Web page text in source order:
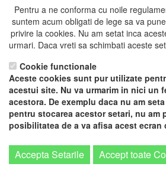
Textele si imaginile prezente pe acest site
proprietarul de domeniu! Pentru orice
Pentru a ne conforma cu noile
suntem acum obligati de lege sa va
privire la cookies. Nu am setat inca
urmari. Daca vreti sa schimbati aceste
aducem la cunostiinta ca unele cookie
website-ului nostru pentru a functiona,
Daca nu sunteti de acord cu aceasta:
acest site.
Pentru a ne sprijini activitatea, in schimbul
Accept toate
Cookie functionale
Aceste cookies sunt pur utilizate
acestui site. Nu va urmarim in nici un
acestora. De exemplu daca nu am
pentru stocarea acestor setari, nu am
posibilitatea de a va afisa acest ecran
Google analytics cookies
Aceste cookies urmaresc vizitatorii,
Accepta Setarile Accept toate